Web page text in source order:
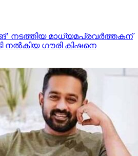
നടത്തിയ മാധ്യമപ്രവർത്തകന്
നൽകിയ ഗൗരി കിഷനെ